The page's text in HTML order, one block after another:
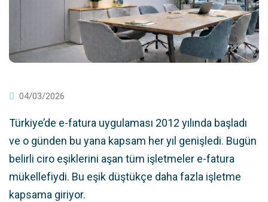
04/03/2026
Türkiye’de e-fatura uygulaması 2012 yılında başladı
ve o günden bu yana kapsam her yıl genişledi. Bugün
belirli ciro eşiklerini aşan tüm işletmeler e-fatura
mükellefiydi. Bu eşik düştükçe daha fazla işletme
kapsama giriyor.